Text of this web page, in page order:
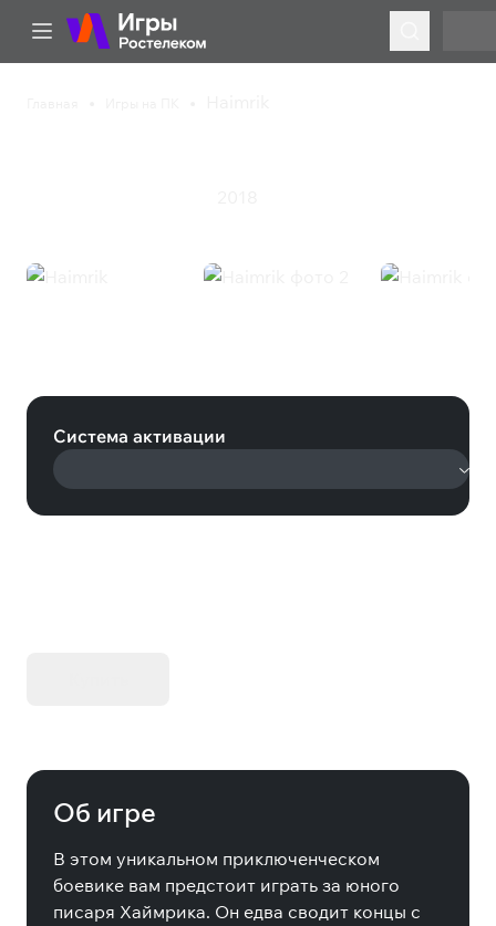
Система активации
Об игре
В этом уникальном приключенческом
боевике вам предстоит играть за юного
писаря Хаймрика. Он едва сводит концы с